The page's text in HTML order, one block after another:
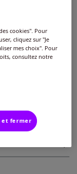
Guide des tailles
cookies". Pour
cliquez sur "Je
mes choix". Pour
consultez notre
et fermer